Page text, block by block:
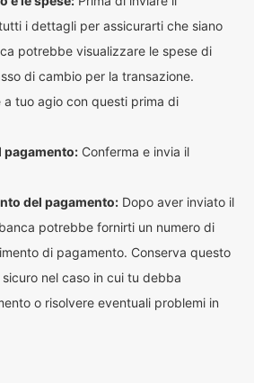
i dettagli per assicurarti che siano
potrebbe visualizzare le spese di
di cambio per la transazione.
a tuo agio con questi prima di
pagamento: Conferma e invia il
del pagamento: Dopo aver inviato il
potrebbe fornirti un numero di
di pagamento. Conserva questo
nel caso in cui tu debba
o risolvere eventuali problemi in